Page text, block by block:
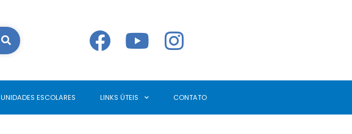
UNIDADES ESCOLARES LINKS ÚTEIS CONTATO